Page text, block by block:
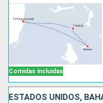
Comidas incluidas
ESTADOS UNIDOS,